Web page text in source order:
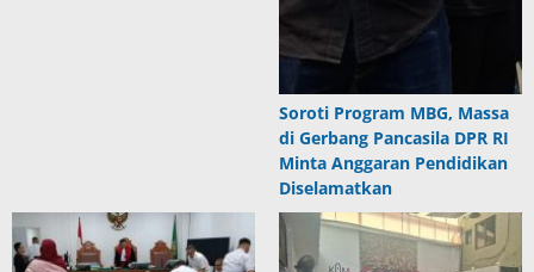
Soroti Program MBG, Massa
di Gerbang Pancasila DPR RI
Minta Anggaran Pendidikan
Diselamatkan